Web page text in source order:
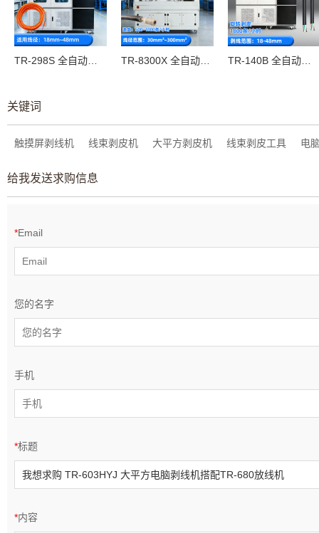
关键词
触摸屏剥线机 线束剥皮机 大平方剥皮机 线束剥皮工具 电
给我发送求购信息
*Email
您的名字
手机
*标题
*内容